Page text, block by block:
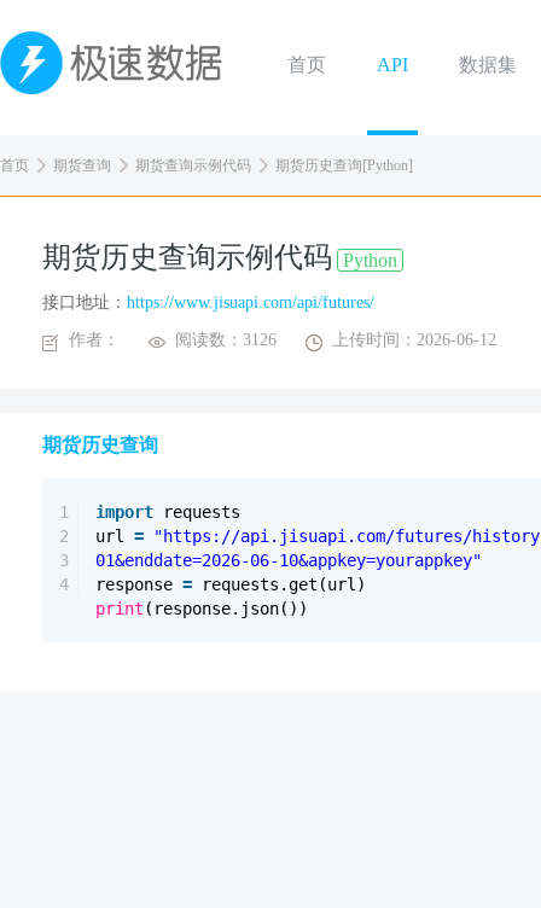
首页 API 数据集
首页 期货查询 期货查询示例代码 期货历史查询[Python]
期货历史查询示例代码 Python
接口地址： https://www.jisuapi.com/api/futures/
作者： 阅读数：3126 上传时间：2026-06-12
期货历史查询
1
2
3
4
import
requests
url =
"https://api.jisuapi.com/futures/
01&enddate=2026-06-10&appkey=yourappkey"
response =
requests.get(url)
print (response.json())